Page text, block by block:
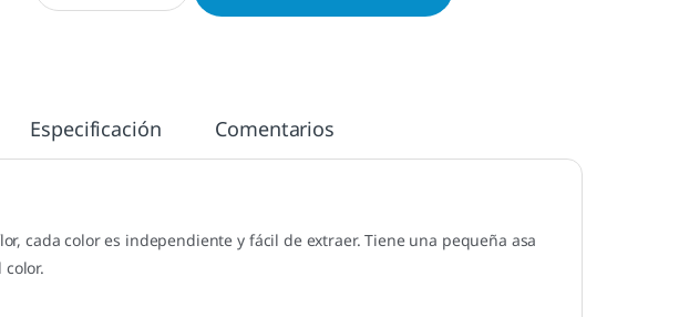
Especificación Comentarios
cada color es independiente y fácil de extraer. Tiene una pequeña asa